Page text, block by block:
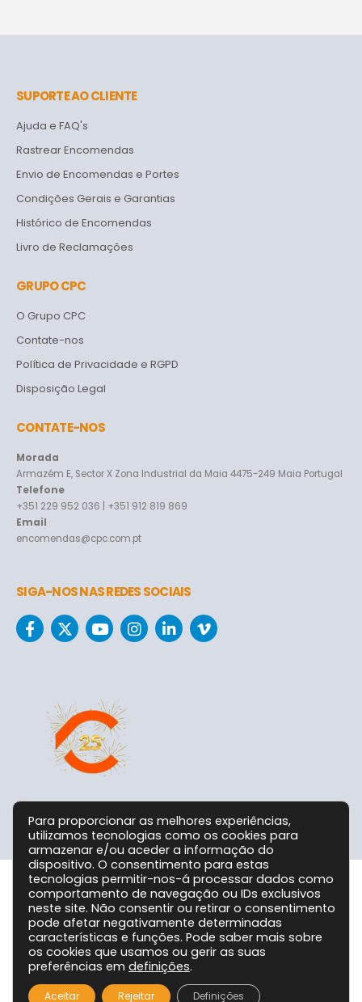
SUPORTE AO CLIENTE
Ajuda e FAQ's
Rastrear Encomendas
Envio de Encomendas e Portes
Condições Gerais e Garantias
Histórico de Encomendas
Livro de Reclamações
GRUPO CPC
O Grupo CPC
Contate-nos
Política de Privacidade e RGPD
Disposição Legal
CONTATE-NOS
Morada
Armazém E, Sector X Zona Industrial da Maia 4475-249 Maia Portugal
Telefone
+351 229 952 036 | +351 912 819 869
Email
encomendas@cpc.com.pt
SIGA-NOS NAS REDES SOCIAIS
Grupo CPC @ 2026. Todos os Direitos Reservados!
Para proporcionar as melhores experiências,
utilizamos tecnologias como os cookies para
armazenar e/ou aceder a informação do
dispositivo. O consentimento para estas
tecnologias permitir-nos-á processar dados como
comportamento de navegação ou IDs exclusivos
neste site. Não consentir ou retirar o consentimento
pode afetar negativamente determinadas
características e funções. Pode saber mais sobre
os cookies que usamos ou gerir as suas
preferências em definições.
Aceitar Rejeitar Definições